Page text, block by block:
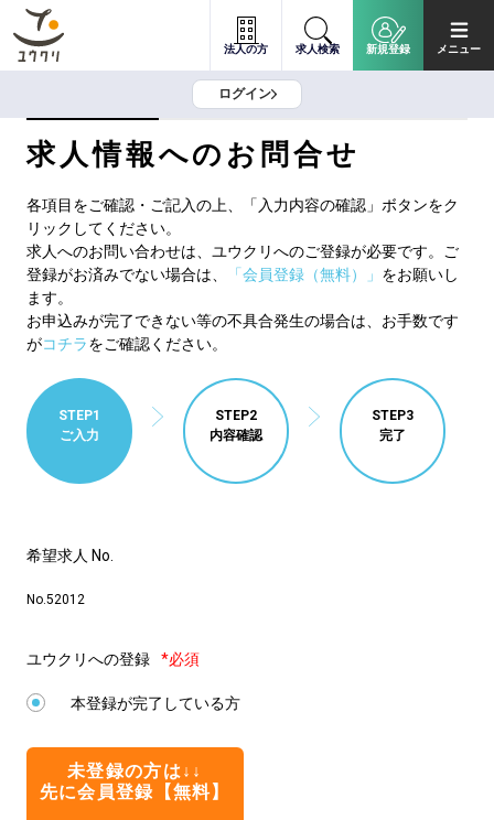
法人の方 求人検索 新規登録 メニュー
ログイン
求人情報へのお問合せ
各項目をご確認・ご記入の上、「入力内容の確認」ボタンをク
リックしてください。
求人へのお問い合わせは、ユウクリへのご登録が必要です。ご
登録がお済みでない場合は、
「会員登録（無料）」 をお願いし
ます。
お申込みが完了できない等の不具合発生の場合は、お手数です
がコチラをご確認ください。
STEP1
ご入力
STEP2
内容確認
STEP3
完了
希望求人 No.
No.52012
ユウクリへの登録 *必須
本登録が完了している方
未登録の方は↓↓
先に会員登録【無料】